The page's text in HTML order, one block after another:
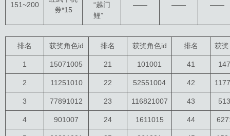
151~200
券*15
“越门
鲤”
—— —— ——
排名 获奖角色id 排名 获奖角色id 排名 获
1 15071005 21 101001 41
2 11251010 22 52551004 42
3 77891012 23 116821007 43
4 901007 24 1611015 44